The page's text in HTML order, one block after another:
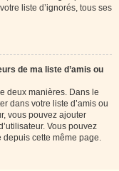
liste d’ignorés, tous ses
de ma liste d’amis ou
deux manières. Dans le
dans votre liste d’amis ou
vous pouvez ajouter
Vous pouvez
cette même page.